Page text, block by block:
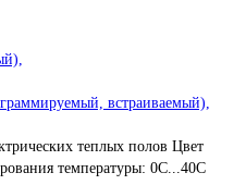
встраиваемый),
теплых полов Цвет
температуры: 0С...40С